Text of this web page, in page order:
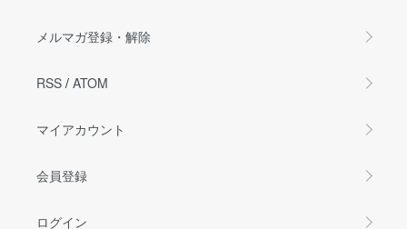
メルマガ登録・解除
RSS / ATOM
マイアカウント
会員登録
ログイン